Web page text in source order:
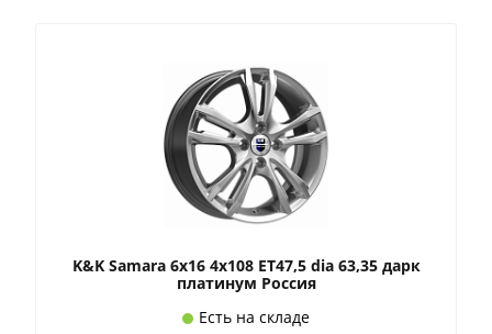
K&K Samara 6x16 4x108 ET47,5 dia 63,35 дарк
платинум Россия
Есть на складе